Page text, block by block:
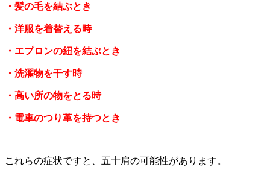
・髪の毛を結ぶとき
・洋服を着替える時
・エプロンの紐を結ぶとき
・洗濯物を干す時
・高い所の物をとる時
・電車のつり革を持つとき
これらの症状ですと、五十肩の可能性があります。